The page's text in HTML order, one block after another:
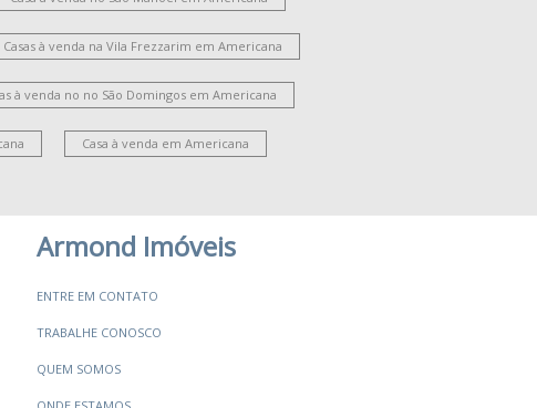
Casas à venda na Vila Frezzarim em Americana
à venda no no São Domingos em Americana
Casa à venda em Americana
Armond Imóveis
ENTRE EM CONTATO
TRABALHE CONOSCO
QUEM SOMOS